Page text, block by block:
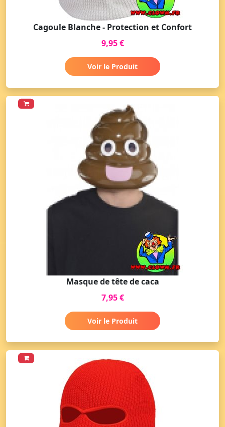
Cagoule Blanche - Protection et Confort
9,95 €
Voir le Produit
Masque de tête de caca
7,95 €
Voir le Produit